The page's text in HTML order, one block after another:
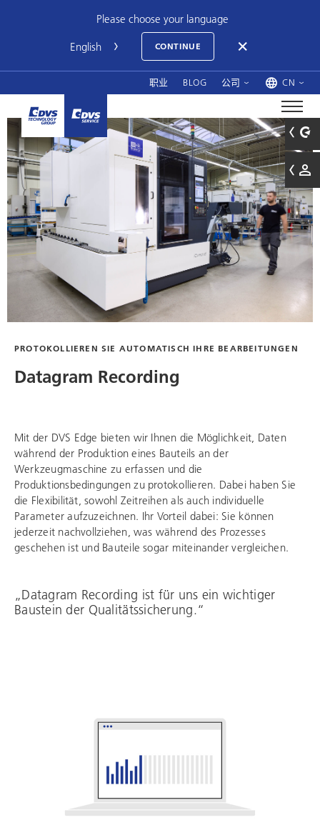
Please choose your language
CONTINUE
职业 BLOG 公司 CN
PROTOKOLLIEREN SIE AUTOMATISCH IHRE BEARBEITUNGEN
Datagram Recording
„Datagram Recording ist für uns ein wichtiger
Baustein der Qualitätssicherung.“
Mit der DVS Edge bieten wir Ihnen die Möglichkeit, Daten
während der Produktion eines Bauteils an der
Werkzeugmaschine zu erfassen und die
Produktionsbedingungen zu protokollieren. Dabei haben Sie
die Flexibilität, sowohl Zeitreihen als auch individuelle
Parameter aufzuzeichnen. Ihr Vorteil dabei: Sie können
jederzeit nachvollziehen, was während des Prozesses
geschehen ist und Bauteile sogar miteinander vergleichen.